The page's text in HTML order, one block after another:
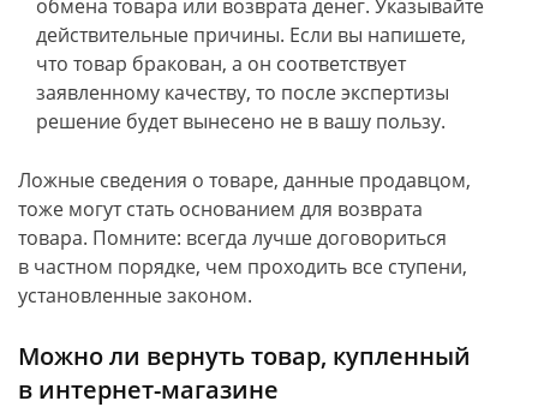
обмена товара или возврата денег. Указывайте
действительные причины. Если вы напишете,
что товар бракован, а он соответствует
заявленному качеству, то после экспертизы
решение будет вынесено не в вашу пользу.
Ложные сведения о товаре, данные продавцом,
тоже могут стать основанием для возврата
товара. Помните: всегда лучше договориться
в частном порядке, чем проходить все ступени,
установленные законом.
Можно ли вернуть товар, купленный
в интернет-магазине